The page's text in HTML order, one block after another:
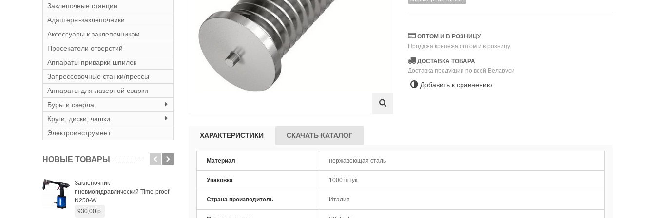
Заклепочные станции
Адаптеры-заклепочники
Аксессуары к заклепочникам
Просекатели отверстий
Аппараты приварки шпилек
Запрессовочные станки/прессы
Аппараты для лазерной сварки
Буры и сверла
Круги, диски, чашки
Электроинструмент
НОВЫЕ ТОВАРЫ
Заклепочник
пневмогидравлический Time-proof
N250-W
930,00 р.
Винтоверт SKytools SK7007
ударный аккумуляторный
652,00 р.
Чашка алмазная шлифовальная
SKytools SK0030 125...
32,00 р.
ОПТОМ И В РОЗНИЦУ
Продажа крепежа оптом и в розницу
ДОСТАВКА ТОВАРА
Доставка продукции по всей Беларуси
Добавить к сравнению
ХАРАКТЕРИСТИКИ СКАЧАТЬ КАТАЛОГ
Материал нержавеющая сталь
Упаковка 1000 штук
Страна производитель Италия